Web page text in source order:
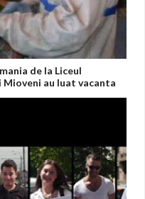
de la Liceul
au luat vacanta